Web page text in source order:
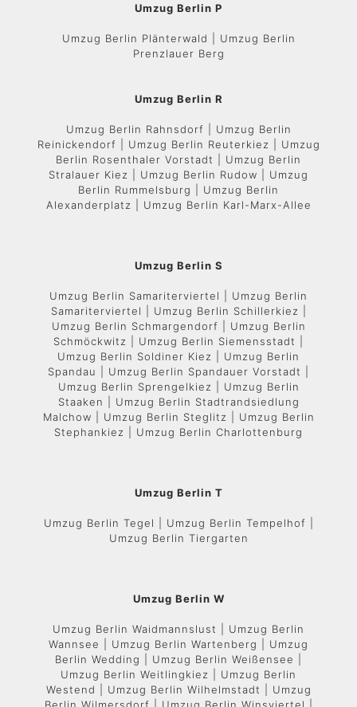
Umzug Berlin P
Umzug Berlin Plänterwald | Umzug Berlin
Prenzlauer Berg
Umzug Berlin R
Umzug Berlin Rahnsdorf | Umzug Berlin
Reinickendorf | Umzug Berlin Reuterkiez | Umzug
Berlin Rosenthaler Vorstadt | Umzug Berlin
Stralauer Kiez | Umzug Berlin Rudow | Umzug
Berlin Rummelsburg | Umzug Berlin
Alexanderplatz | Umzug Berlin Karl-Marx-Allee
Umzug Berlin S
Umzug Berlin Samariterviertel | Umzug Berlin
Samariterviertel | Umzug Berlin Schillerkiez |
Umzug Berlin Schmargendorf | Umzug Berlin
Schmöckwitz | Umzug Berlin Siemensstadt |
Umzug Berlin Soldiner Kiez | Umzug Berlin
Spandau | Umzug Berlin Spandauer Vorstadt |
Umzug Berlin Sprengelkiez | Umzug Berlin
Staaken | Umzug Berlin Stadtrandsiedlung
Malchow | Umzug Berlin Steglitz | Umzug Berlin
Stephankiez | Umzug Berlin Charlottenburg
Umzug Berlin T
Umzug Berlin Tegel | Umzug Berlin Tempelhof |
Umzug Berlin Tiergarten
Umzug Berlin W
Umzug Berlin Waidmannslust | Umzug Berlin
Wannsee | Umzug Berlin Wartenberg | Umzug
Berlin Wedding | Umzug Berlin Weißensee |
Umzug Berlin Weitlingkiez | Umzug Berlin
Westend | Umzug Berlin Wilhelmstadt | Umzug